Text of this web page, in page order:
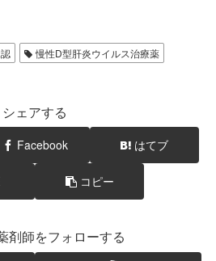
慢性D型肝炎ウイルス治療薬
シェアする
Facebook はてブ
コピー
剤師をフォローする